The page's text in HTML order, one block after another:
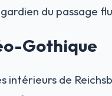
du passage
Gothique
intérieurs de